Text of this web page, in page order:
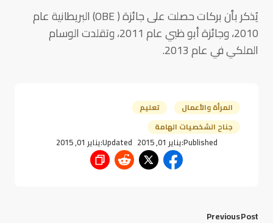
يُذكر بأن بركات حصلت على جائزة ( OBE) البريطانية عام
2010، وجائزة أبو ظبي عام 2011، وتقلدت الوسام
الملكي في عام 2013.
المرأة والأعمال
تعليم
جناح الشخصيات الهامة
Published:يناير 01, 2015 Updated:يناير 01, 2015
Previous Post